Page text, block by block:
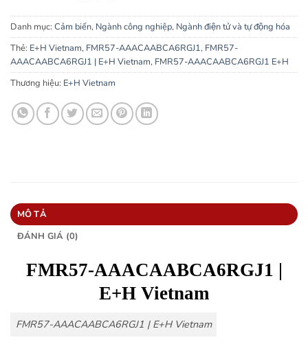
Danh mục: Cảm biến, Ngành công nghiệp, Ngành điện tử và tự động hóa
Thẻ: E+H Vietnam, FMR57-AAACAABCA6RGJ1, FMR57-
AAACAABCA6RGJ1 | E+H Vietnam, FMR57-AAACAABCA6RGJ1 E+H
Thương hiệu: E+H Vietnam
MÔ TẢ
ĐÁNH GIÁ (0)
FMR57-AAACAABCA6RGJ1 |
E+H Vietnam
FMR57-AAACAABCA6RGJ1 | E+H Vietnam